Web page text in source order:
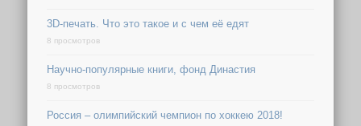
3D-печать. Что это такое и с чем её едят
8 просмотров
Научно-популярные книги, фонд Династия
8 просмотров
Россия – олимпийский чемпион по хоккею 2018!